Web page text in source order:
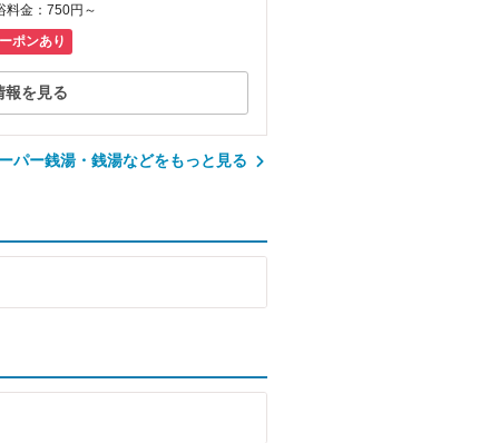
料金：750円～
ポンあり
報を見る
パー銭湯・銭湯などをもっと見る